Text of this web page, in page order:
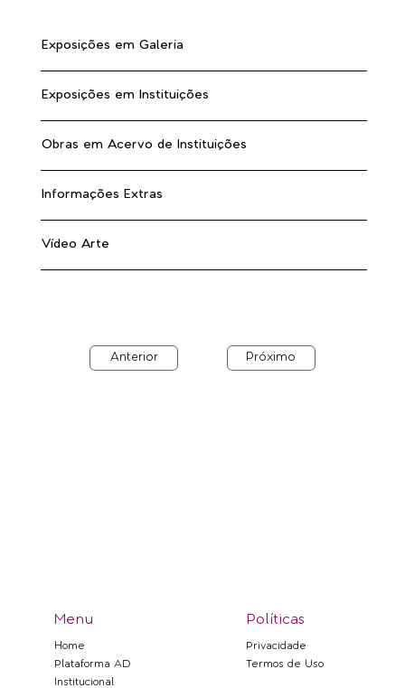
Exposições em Galeria
Exposições em Instituições
Obras em Acervo de Instituições
Informações Extras
Vídeo Arte
Anterior Próximo
Menu
Home
Plataforma AD
Institucional
Políticas
Privacidade
Termos de Uso